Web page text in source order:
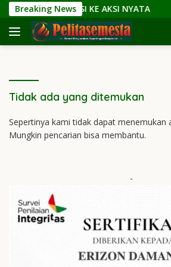
Langsung
ke
konten
Breaking News
DARI NARASI KE AKSI NYATA
Tidak ada yang ditemukan
Sepertinya kami tidak dapat menemukan
Mungkin pencarian bisa membantu.
-